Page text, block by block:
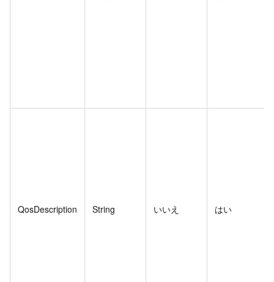
QosDescription String いいえ はい